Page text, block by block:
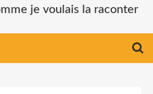
je voulais la raconter